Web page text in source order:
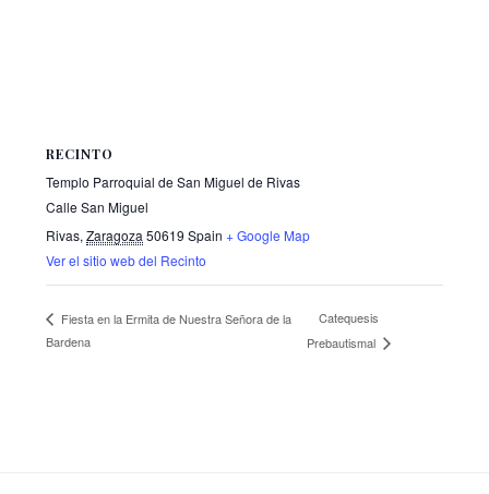
RECINTO
Templo Parroquial de San Miguel de Rivas
Calle San Miguel
Rivas, Zaragoza 50619 Spain + Google Map
Ver el sitio web del Recinto
Fiesta en la Ermita de Nuestra Señora de la
Bardena
Catequesis
Prebautismal